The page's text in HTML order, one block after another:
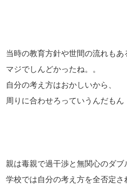
当時の教育方針や世間の流れもあ
マジでしんどかったね。。
自分の考え方はおかしいから、
周りに合わせろっていうんだもん
親は毒親で過干渉と無関心のダブ
学校では自分の考え方を全否定さ